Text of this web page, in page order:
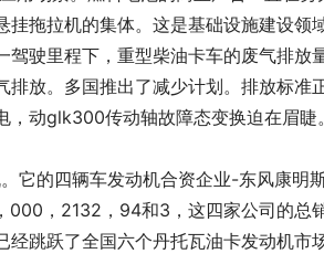
拖拉机的集体。这是基础设施建设领
驶里程下，重型柴油卡车的废气排放
放。多国推出了减少计划。排放标准
动glk300传动轴故障态变换迫在眉睫
它的四辆车发动机合资企业-东风康明
000，2132，94和3，这四家公司的总
跳跃了全国六个丹托瓦油卡发动机市